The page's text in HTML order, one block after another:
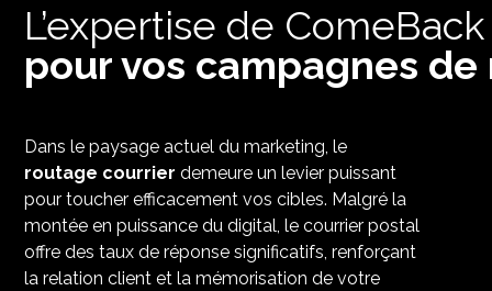
L’expertise de ComeBack
pour vos campagnes
Dans le paysage actuel du marketing, le
routage courrier demeure un levier puissant
pour toucher efficacement vos cibles. Malgré la
montée en puissance du digital, le courrier postal
offre des taux de réponse significatifs, renforçant
la relation client et la mémorisation de votre